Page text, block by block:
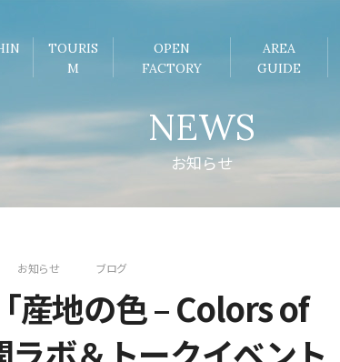
TOURIS
M
OPEN
FACTORY
AREA
GUIDE
NEWS
お知らせ
お知らせ ブログ
産地の色 – Colors of